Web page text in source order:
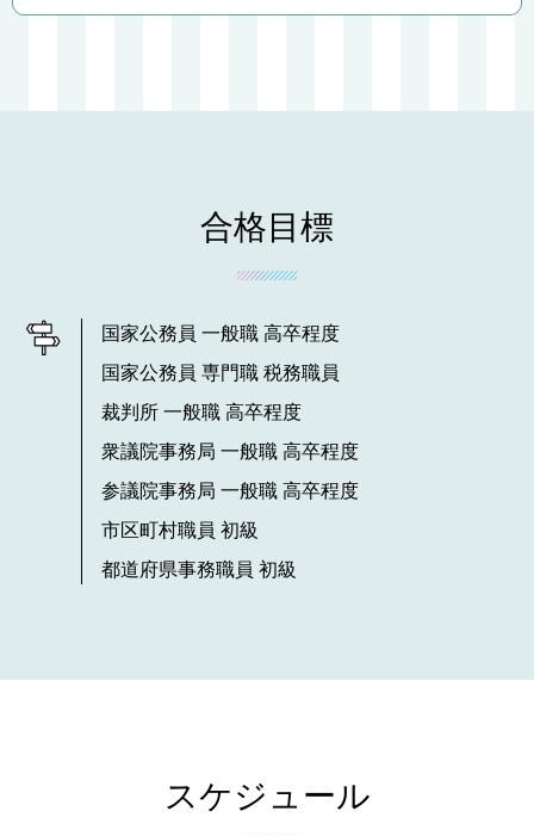
合格目標
国家公務員 一般職 高卒程度
国家公務員 専門職 税務職員
裁判所 一般職 高卒程度
衆議院事務局 一般職 高卒程度
参議院事務局 一般職 高卒程度
市区町村職員 初級
都道府県事務職員 初級
スケジュール